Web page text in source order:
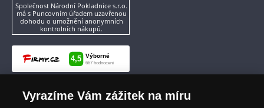
Společnost Národní Pokladnice s.r.o.
má s Puncovním úřadem uzavřenou
dohodu o umožnění anonymních
kontrolních nákupů.
Vyrazíme Vám zážitek na míru